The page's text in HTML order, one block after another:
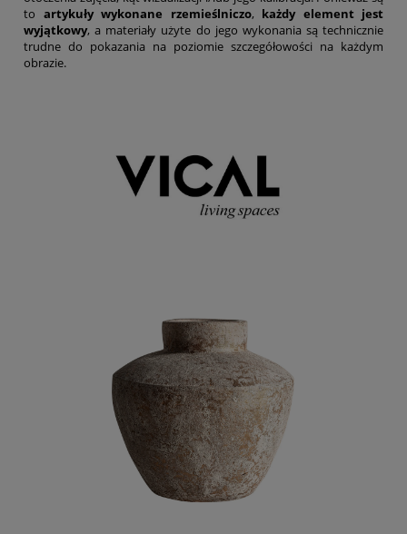
to artykuły wykonane rzemieślniczo, każdy element jest
wyjątkowy, a materiały użyte do jego wykonania są technicznie
trudne do pokazania na poziomie szczegółowości na każdym
obrazie.